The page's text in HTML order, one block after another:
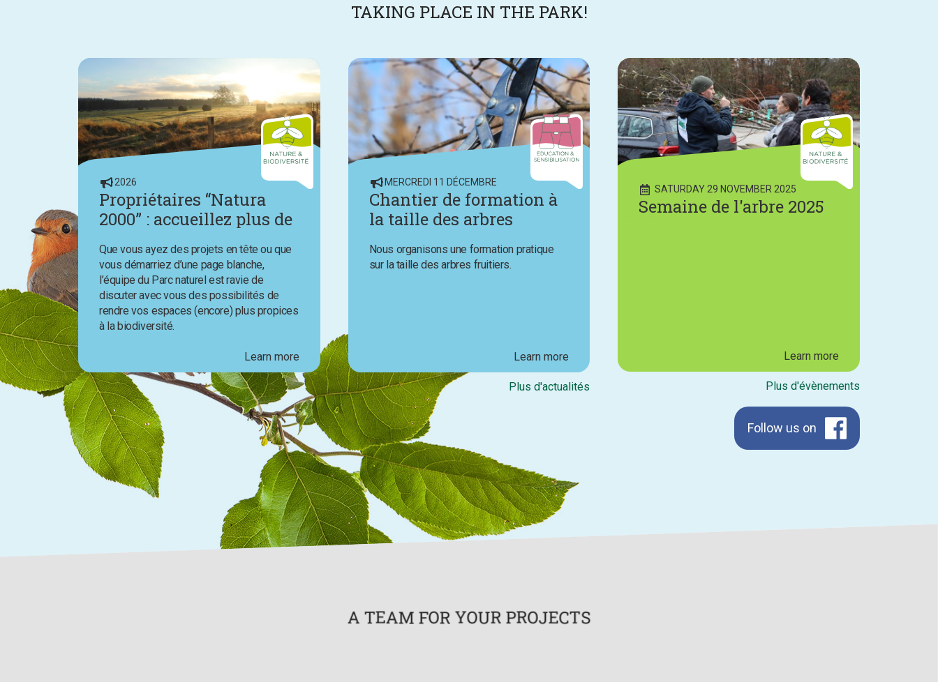
TAKING PLACE IN THE PARK!
SATURDAY 29 NOVEMBER 2025
Semaine de l'arbre 2025
Learn more
Plus d'évènements
2026
Propriétaires “Natura
2000” : accueillez plus de
l’aide du Parc naturel
Que vous ayez des projets en tête ou que
vous démarriez d’une page blanche,
l’équipe du Parc naturel est ravie de
discuter avec vous des possibilités de
rendre vos espaces (encore) plus propices
à la biodiversité.
Learn more
MERCREDI 11 DÉCEMBRE
Chantier de formation à
la taille des arbres
Nous organisons une formation pratique
sur la taille des arbres fruitiers.
Learn more
Plus d'actualités
Follow us on
Facebook
A TEAM FOR YOUR PROJECTS